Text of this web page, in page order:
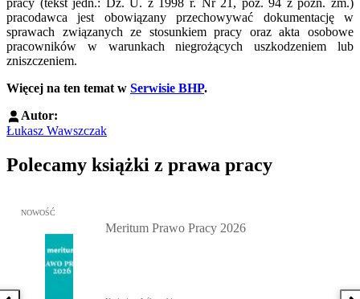
pracodawca jest obowiązany przechowywać dokumentację w
sprawach związanych ze stosunkiem pracy oraz akta osobowe
pracowników w warunkach niegrożących uszkodzeniem lub
zniszczeniem.
Więcej na ten temat w Serwisie BHP.
Autor:
Łukasz Wawszczak
Polecamy książki z prawa pracy
Przejdź do: Meritum Prawo Pracy 2026, Kazimierz Jaśkowski -
NOWOŚĆ
Meritum Prawo Pracy 2026